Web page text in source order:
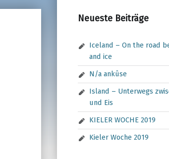
Neueste Beiträge
Iceland – On the road
and ice
N/a ankûse
Island – Unterwegs
und Eis
KIELER WOCHE 2019
Kieler Woche 2019